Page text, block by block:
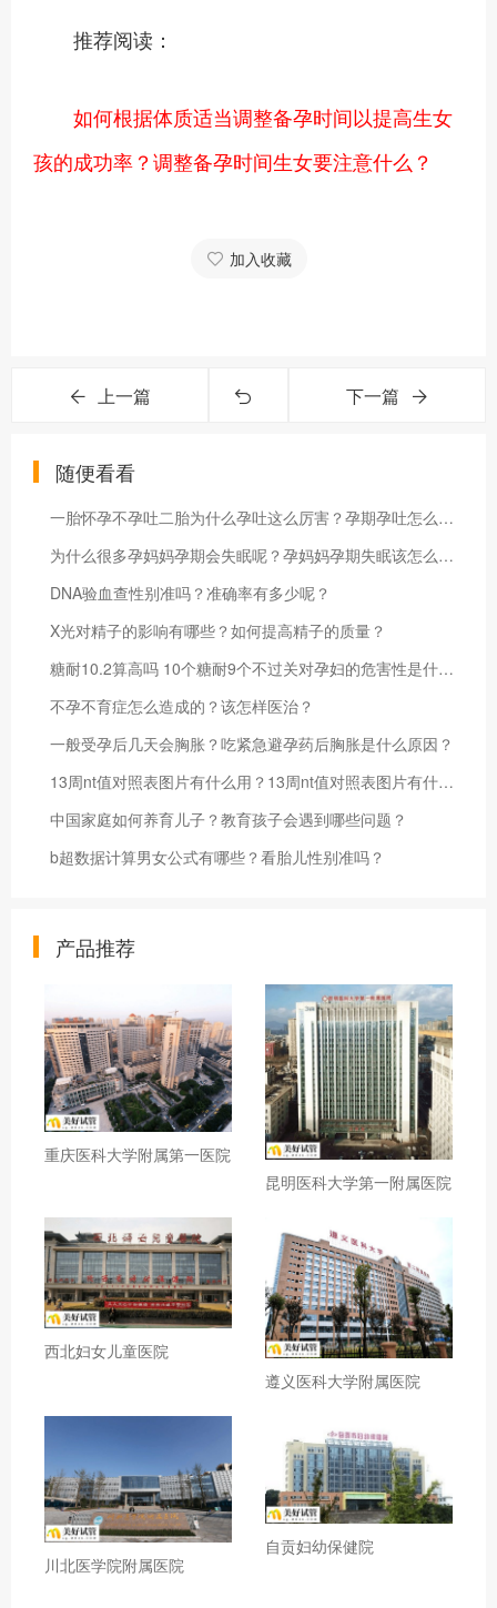
推荐阅读：
如何根据体质适当调整备孕时间以提高生女
孩的成功率？调整备孕时间生女要注意什么？
加入收藏
上一篇 下一篇
随便看看
一胎怀孕不孕吐二胎为什么孕吐这么厉害？孕期孕吐怎么办？
为什么很多孕妈妈孕期会失眠呢？孕妈妈孕期失眠该怎么办？
DNA验血查性别准吗？准确率有多少呢？
X光对精子的影响有哪些？如何提高精子的质量？
糖耐10.2算高吗 10个糖耐9个不过关对孕妇的危害性是什么？
不孕不育症怎么造成的？该怎样医治？
一般受孕后几天会胸胀？吃紧急避孕药后胸胀是什么原因？
13周nt值对照表图片有什么用？13周nt值对照表图片有什么优点？
中国家庭如何养育儿子？教育孩子会遇到哪些问题？
b超数据计算男女公式有哪些？看胎儿性别准吗？
产品推荐
重庆医科大学附属第一医院
昆明医科大学第一附属医院
西北妇女儿童医院
遵义医科大学附属医院
川北医学院附属医院
自贡妇幼保健院